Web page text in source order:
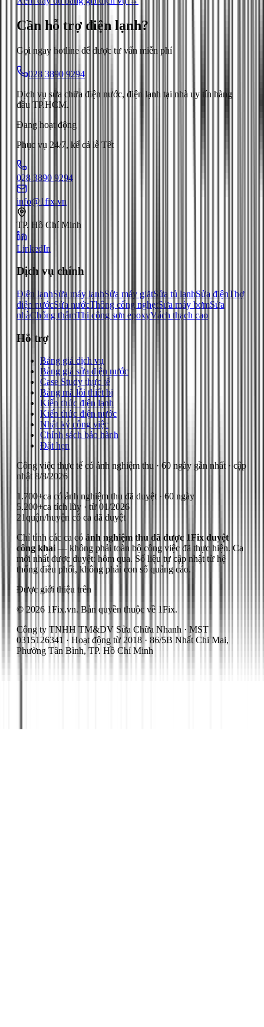
Cần hỗ trợ điện lạnh?
Gọi ngay hotline để được tư vấn miễn phí
028 3890 9294
Dịch vụ sửa chữa điện nước, điện lạnh tại nhà uy tín hàng
đầu TP.HCM.
Đang hoạt động
Phục vụ 24/7, kể cả lễ Tết
028 3890 9294
info@1fix.vn
TP. Hồ Chí Minh
LinkedIn
Dịch vụ chính
Điện lạnhSửa máy lạnhSửa máy giặtSửa tủ lạnhSửa điệnThợ
điện nướcSửa nướcThông cống nghẹtSửa máy bơmSửa
nhàChống thấmThi công sơn epoxyVách thạch cao
Hỗ trợ
Bảng giá dịch vụ
Bảng giá sửa điện nước
Case Study thực tế
Bảng mã lỗi thiết bị
Kiến thức điện lạnh
Kiến thức điện nước
Nhật ký công việc
Chính sách bảo hành
Đặt hẹn
Công việc thực tế có ảnh nghiệm thu · 60 ngày gần nhất · cập
nhật 8/8/2026
1.700+ca có ảnh nghiệm thu đã duyệt · 60 ngày
5.200+ca tích lũy · từ 01/2026
21quận/huyện có ca đã duyệt
Chỉ tính các ca có ảnh nghiệm thu đã được 1Fix duyệt
công khai — không phải toàn bộ công việc đã thực hiện. Ca
mới nhất được duyệt: hôm qua. Số liệu tự cập nhật từ hệ
thống điều phối, không phải con số quảng cáo.
Được giới thiệu trên
© 2026 1Fix.vn. Bản quyền thuộc về 1Fix.
Công ty TNHH TM&DV Sửa Chữa Nhanh · MST
0315126341 · Hoạt động từ 2018 · 86/5B Nhất Chi Mai,
Phường Tân Bình, TP. Hồ Chí Minh